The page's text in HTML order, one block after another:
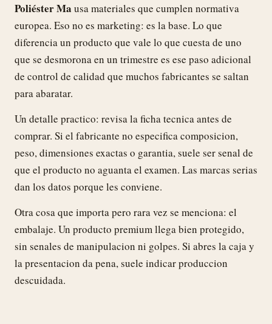
Poliéster Ma usa materiales que cumplen normativa
europea. Eso no es marketing: es la base. Lo que
diferencia un producto que vale lo que cuesta de uno
que se desmorona en un trimestre es ese paso adicional
de control de calidad que muchos fabricantes se saltan
para abaratar.
Un detalle practico: revisa la ficha tecnica antes de
comprar. Si el fabricante no especifica composicion,
peso, dimensiones exactas o garantia, suele ser senal de
que el producto no aguanta el examen. Las marcas serias
dan los datos porque les conviene.
Otra cosa que importa pero rara vez se menciona: el
embalaje. Un producto premium llega bien protegido,
sin senales de manipulacion ni golpes. Si abres la caja y
la presentacion da pena, suele indicar produccion
descuidada.